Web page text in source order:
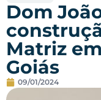
Dom
Matriz
Goiás
09/01/2024